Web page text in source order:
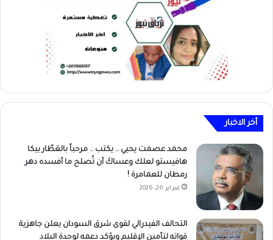
أخر الاخبار
محمد عصمت يحيي .. يكتب .. مرحباً بالعَطّار بيكا
هافيستو لعلك وعساكَ أن تُصلح ما أفسده دهر
رمطان للعمامرة !
فبراير 26, 2026
التحالف الفيدرالي لقوى شرق السودان يعلن جاهزية
قواته لتأمين الإقليم ويؤكد دعمه لوحدة البلاد